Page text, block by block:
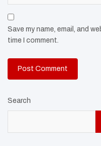
Save my name, email, and
time I comment.
Search